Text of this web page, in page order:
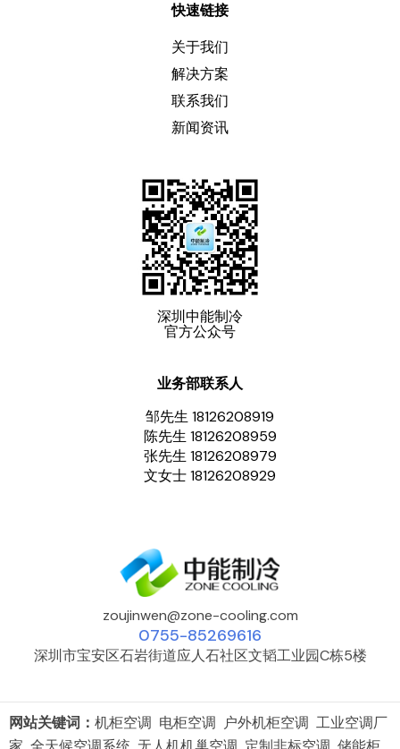
快速链接
关于我们
解决方案
联系我们
新闻资讯
深圳中能制冷
官方公众号
业务部联系人
邹先生 18126208919
陈先生 18126208959
张先生 18126208979
文女士 18126208929
zoujinwen@zone-cooling.com
0755-85269616
深圳市宝安区石岩街道应人石社区文韬工业园C栋5楼
网站关键词： 机柜空调 电柜空调 户外机柜空调 工业空调厂